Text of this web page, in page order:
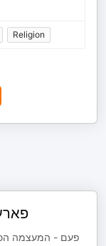
Religion
פעם - המעצמה